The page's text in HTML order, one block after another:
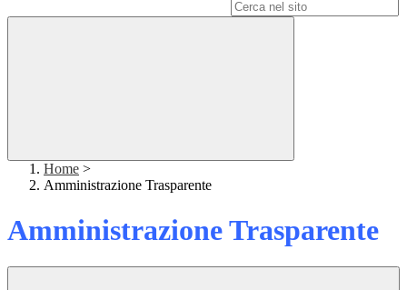
Home >
Amministrazione Trasparente
Amministrazione Trasparente